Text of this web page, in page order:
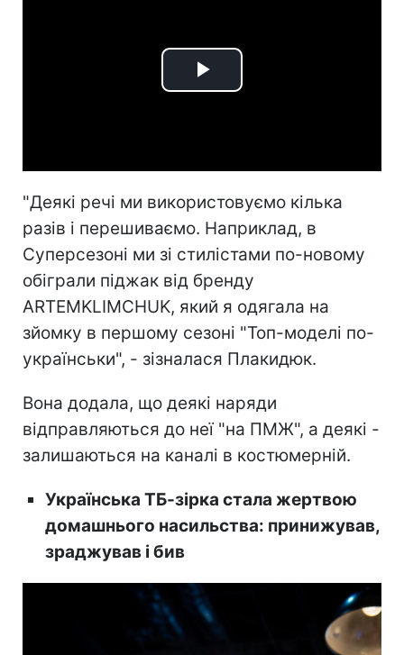
Play
"Деякі речі ми використовуємо кілька
разів і перешиваємо. Наприклад, в
Суперсезоні ми зі стилістами по-новому
обіграли піджак від бренду
ARTEMKLIMCHUK, який я одягала на
зйомку в першому сезоні "Топ-моделі по-
українськи", - зізналася Плакидюк.
Вона додала, що деякі наряди
відправляються до неї "на ПМЖ", а деякі -
залишаються на каналі в костюмерній.
Українська ТБ-зірка стала жертвою
домашнього насильства: принижував,
зраджував і бив